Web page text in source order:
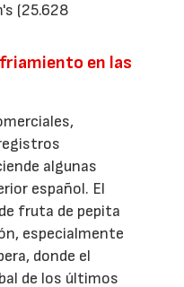
(25.628
en las
algunas
español. El
fruta de pepita
especialmente
donde el
de los últimos